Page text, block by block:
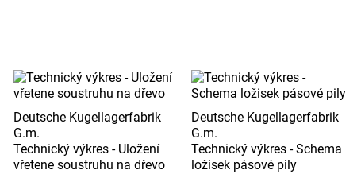
Deutsche Kugellagerfabrik
G.m.
Technický výkres - Uložení
vřetene soustruhu na dřevo
Deutsche Kugellagerfabrik
G.m.
Technický výkres - Schema
ložisek pásové pily